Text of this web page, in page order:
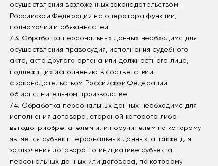
и обезличивание
данных
осуществления возложенных законодательством
Российской Федерации на оператора функций,
полномочий и обязанностей.
7.3. Обработка персональных данных необходима для
осуществления правосудия, исполнения судебного
акта, акта другого органа или должностного лица,
подлежащих исполнению в соответствии
с законодательством Российской Федерации
об исполнительном производстве.
7.4. Обработка персональных данных необходима для
исполнения договора, стороной которого либо
выгодоприобретателем или поручителем по которому
является субъект персональных данных, а также для
заключения договора по инициативе субъекта
персональных данных или договора, по которому